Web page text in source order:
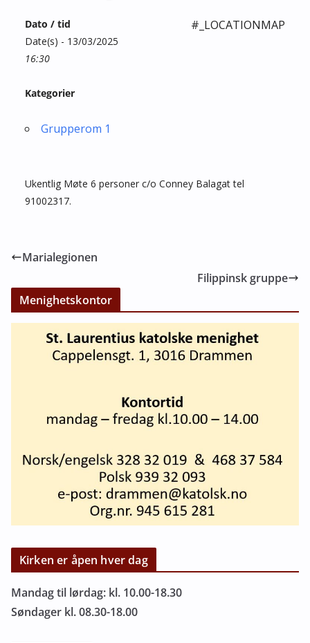
#_LOCATIONMAP
Dato / tid
Date(s) - 13/03/2025
16:30
Kategorier
Grupperom 1
Ukentlig Møte 6 personer c/o Conney Balagat tel
91002317.
Marialegionen
Filippinsk gruppe
Menighetskontor
Kirken er åpen hver dag
Mandag til lørdag: kl. 10.00-18.30
Søndager kl. 08.30-18.00